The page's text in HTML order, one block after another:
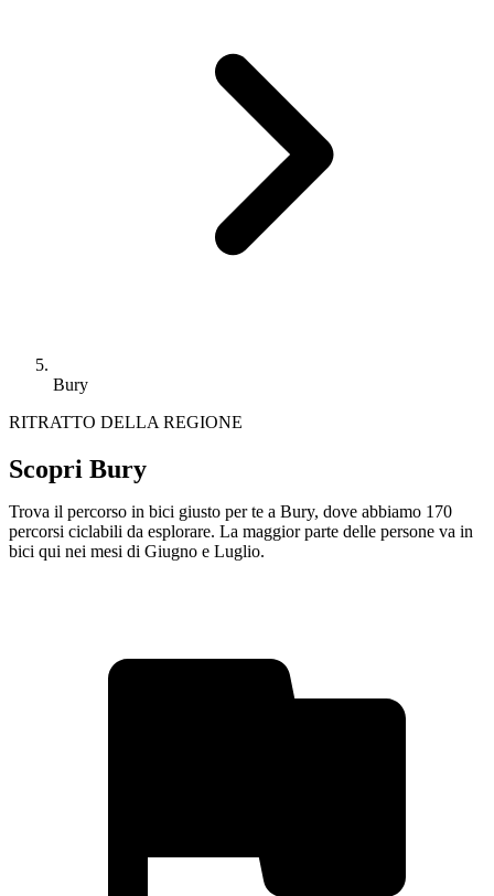
Bury
RITRATTO DELLA REGIONE
Scopri Bury
Trova il percorso in bici giusto per te a Bury, dove abbiamo 170
percorsi ciclabili da esplorare. La maggior parte delle persone va in
bici qui nei mesi di Giugno e Luglio.